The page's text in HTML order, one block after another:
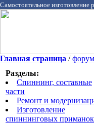
Самостоятельное изготовление
Главная страница /форум
Разделы:
Спиннинг, составные
части
Ремонт и
Изготовление
спиннинговых приманок